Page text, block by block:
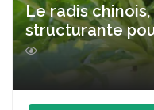
Le radis
structurante